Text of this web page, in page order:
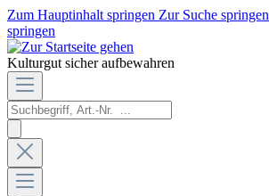
Zum Hauptinhalt springen Zur Suche springen
springen
Kulturgut sicher aufbewahren